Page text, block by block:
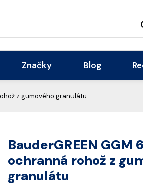
Značky Blog
z gumového granulátu
BauderGREEN GGM
ochranná rohož z
granulátu